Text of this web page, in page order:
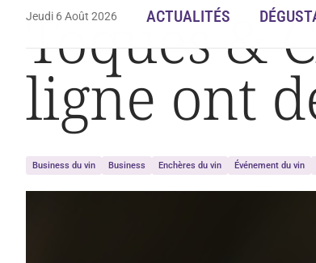
Jeudi 6 Août 2026 ACTUALITÉS
Toques &
ligne ont
Business du vin Business Enchères du vin Événement du vin